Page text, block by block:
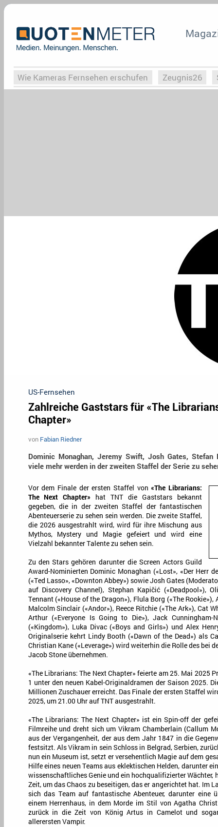
Wie Kameras Fernsehen erschufen Zeugnis26
US-Fernsehen
Zahlreiche Gaststars für «The
Chapter»
von Fabian Riedner
Dominic Monaghan, Jeremy Swift, Josh Gates, Stefan
viele mehr werden in der zweiten Staffel der Serie zu
Vor dem Finale der ersten Staffel von«The Librarians:
The Next Chapter» hat TNT die Gaststars bekannt
gegeben, die in der zweiten Staffel der fantastischen
Abenteuerserie zu sehen sein werden. Die zweite Staffel,
die 2026 ausgestrahlt wird, wird für ihre Mischung aus
Mythos, Mystery und Magie gefeiert und wird eine
Vielzahl bekannter Talente zu sehen sein.
Zu den Stars gehören darunter die Screen Actors Guild
Award-Nominierten Dominic Monaghan («Lost», «Der Herr
(«Ted Lasso», «Downton Abbey») sowie Josh Gates
auf Discovery Channel), Stephan Kapičić («Deadpool»),
Tennant («House of the Dragon»), Flula Borg («The
Malcolm Sinclair («Andor»), Reece Ritchie («The Ark»), Cat
Arthur («Everyone Is Going to Die»), Jack Cunningham-
(«Kingdom»), Luka Divac («Boys and Girls») und Alex
Originalserie kehrt Lindy Booth («Dawn of the Dead») als
Christian Kane («Leverage») wird weiterhin die Rolle des bei
Jacob Stone übernehmen.
«The Librarians: The Next Chapter» feierte am 25. Mai 2025
1 unter den neuen Kabel-Originaldramen der Saison 2025.
Millionen Zuschauer erreicht. Das Finale der ersten Staffel
2025, um 21.00 Uhr auf TNT ausgestrahlt.
«The Librarians: The Next Chapter» ist ein Spin-off der
Filmreihe und dreht sich um Vikram Chamberlain (Callum
aus der Vergangenheit, der aus dem Jahr 1847 in die
festsitzt. Als Vikram in sein Schloss in Belgrad, Serbien,
nun ein Museum ist, setzt er versehentlich Magie auf dem
Hilfe eines neuen Teams aus eklektischen Helden, darunter
wissenschaftliches Genie und ein hochqualifizierter Wächter,
Zeit, um das Chaos zu beseitigen, das er angerichtet hat. Im
sich das Team auf fantastische Abenteuer, darunter eine
einem Herrenhaus, in dem Morde im Stil von Agatha
zurück in die Zeit von König Artus in Camelot und
allerersten Vampir.